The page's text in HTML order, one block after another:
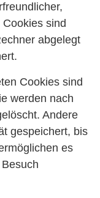
sind
abgelegt
Cookies sind
werden nach
Andere
gespeichert, bis
es